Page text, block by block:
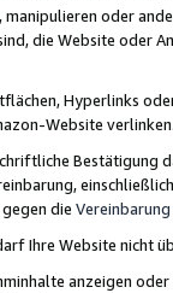
manipulieren oder
die Website oder
Hyperlinks
Website
die Vereinbarung
Ihre Website nicht
anzeigen